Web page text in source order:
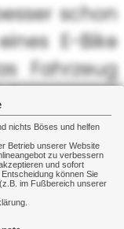
nichts Böses und helfen
Betrieb unserer Website
zu verbessern
und sofort
können Sie
im Fußbereich unserer
schon
E-Bike
Fahrzeug
Sie gern.
darum,